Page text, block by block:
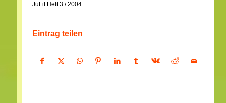
JuLit Heft 3 / 2004
Eintrag teilen